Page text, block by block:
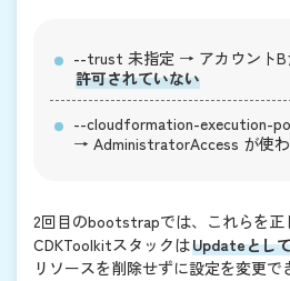
--trust 未指定 → アカウントB
許可されていない
--cloudformation-execution-
→AdministratorAccess が使
2回目のbootstrapでは、これらを正
CDKToolkitスタックはUpdateとし
リソースを削除せずに設定を変更で